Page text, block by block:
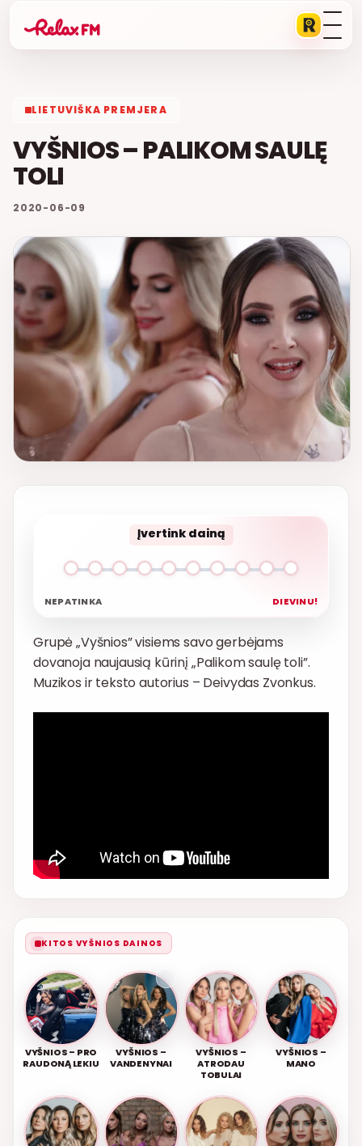
LIETUVIŠKA PREMJERA
VYŠNIOS – PALIKOM SAULĘ
TOLI
2020-06-09
Įvertink dainą
NEPATINKA DIEVINU!
Grupė „Vyšnios” visiems savo gerbėjams
dovanoja naujausią kūrinį „Palikom saulę toli”.
Muzikos ir teksto autorius – Deivydas Zvonkus.
KITOS VYŠNIOS DAINOS
VYŠNIOS – PRO
RAUDONĄ LEKIU
VYŠNIOS –
VANDENYNAI
VYŠNIOS –
ATRODAU
TOBULAI
VYŠNIOS –
MANO